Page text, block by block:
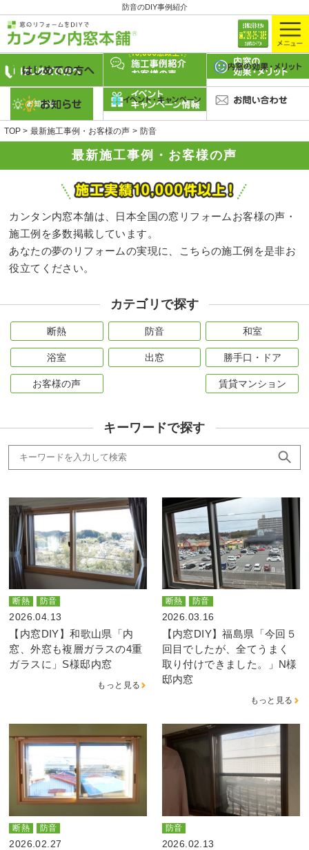
防音のDIY事例紹介
最新施工事例・お客様の声
TOP 最新施工事例・お客様の声 防音
カンタン内窓本舗は、日本全国の窓リフォームお客様の声・
施工例を多数掲載しています。
あなたの夢のリフォームの実現に、こちらの施工例を是非お
役立てください。
カテゴリで探す
断熱 防音 和室
浴室 出窓 勝手口・ドア
お客様の声 賃貸マンション
キーワードで探す
断熱 防音
2026.04.13
【内窓DIY】和歌山県「内
窓、外窓も複層ガラスの4重
ガラスに」S様邸内窓
もっと見る
断熱 防音
2026.03.16
【内窓DIY】福島県「今回５
回目でしたが、全てうまく
取り付けできました。」N様
邸内窓
もっと見る
断熱 防音
2026.02.27
防音
2026.02.13